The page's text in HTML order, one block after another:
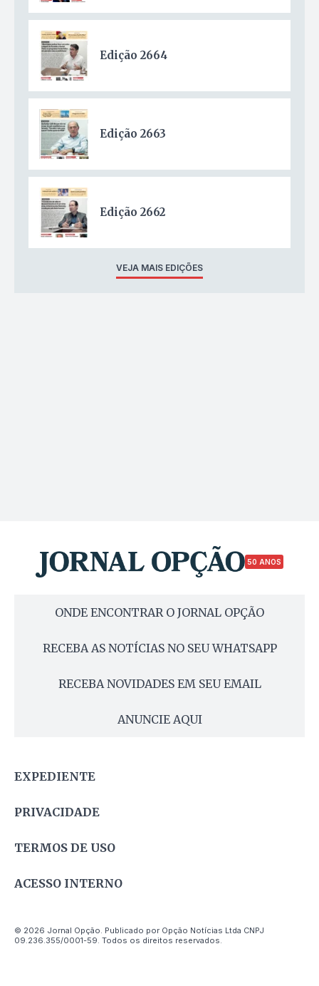
Edição 2664
Edição 2663
Edição 2662
VEJA MAIS EDIÇÕES
50 ANOS
ONDE ENCONTRAR O JORNAL OPÇÃO
RECEBA AS NOTÍCIAS NO SEU WHATSAPP
RECEBA NOVIDADES EM SEU EMAIL
ANUNCIE AQUI
EXPEDIENTE
PRIVACIDADE
TERMOS DE USO
ACESSO INTERNO
© 2026 Jornal Opção. Publicado por Opção Notícias Ltda CNPJ
09.236.355/0001-59. Todos os direitos reservados.